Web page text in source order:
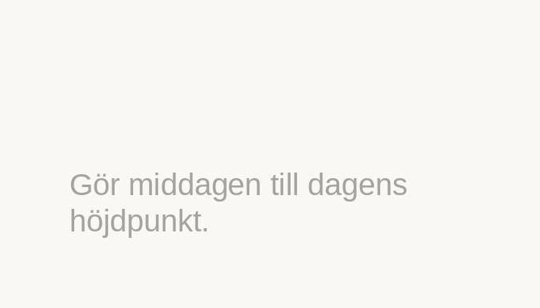
Gör middagen till dagens
höjdpunkt.